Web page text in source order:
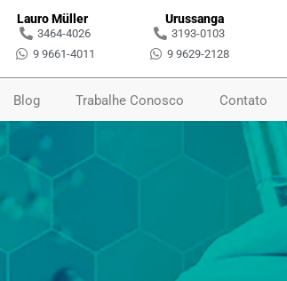
Lauro Müller
3464-4026
9 9661-4011
Urussanga
3193-0103
9 9629-2128
Blog Trabalhe Conosco Contato